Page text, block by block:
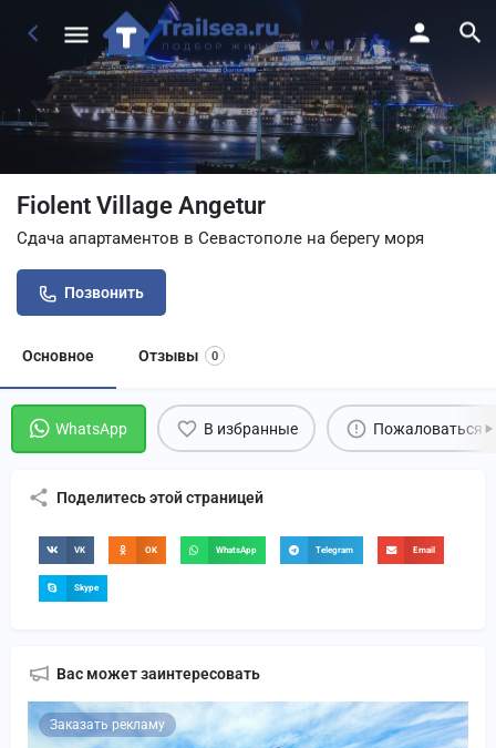
Fiolent Village Angetur
Сдача апартаментов в Севастополе на берегу моря
Позвонить
Основное Отзывы 0
WhatsApp В избранные Пожаловаться
Поделитесь этой страницей
VK OK WhatsApp Telegram Email
Skype
Вас может заинтересовать
Заказать рекламу